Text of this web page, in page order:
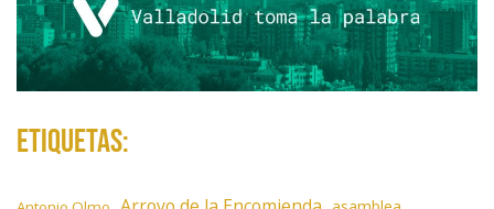
s
Etiquetas: